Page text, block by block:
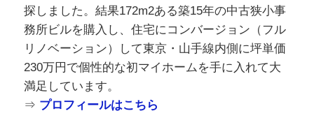
探しました。結果172m2ある築15年の中古狭小事
務所ビルを購入し、住宅にコンバージョン（フル
リノベーション）して東京・山手線内側に坪単価
230万円で個性的な初マイホームを手に入れて大
満足しています。
⇒ プロフィールはこちら